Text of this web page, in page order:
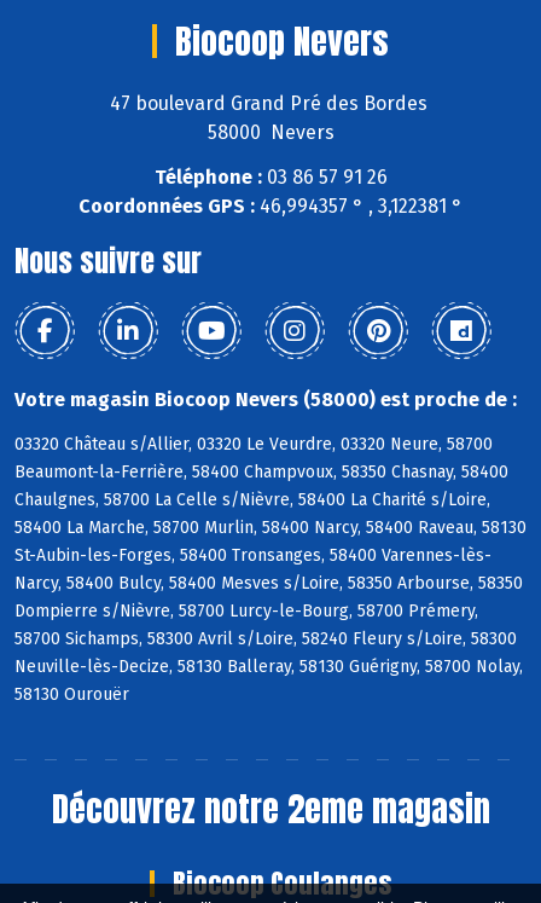
Biocoop Nevers
47 boulevard Grand Pré des Bordes
58000 Nevers
Téléphone :03 86 57 91 26
Coordonnées GPS : 46,994357 ° , 3,122381 °
Nous suivre sur
Votre magasin Biocoop Nevers (58000) est proche de :
03320 Château s/Allier, 03320 Le Veurdre, 03320 Neure, 58700
Beaumont-la-Ferrière, 58400 Champvoux, 58350 Chasnay, 58400
Chaulgnes, 58700 La Celle s/Nièvre, 58400 La Charité s/Loire,
58400 La Marche, 58700 Murlin, 58400 Narcy, 58400 Raveau, 58130
St-Aubin-les-Forges, 58400 Tronsanges, 58400 Varennes-lès-
Narcy, 58400 Bulcy, 58400 Mesves s/Loire, 58350 Arbourse, 58350
Dompierre s/Nièvre, 58700 Lurcy-le-Bourg, 58700 Prémery,
58700 Sichamps, 58300 Avril s/Loire, 58240 Fleury s/Loire, 58300
Neuville-lès-Decize, 58130 Balleray, 58130 Guérigny, 58700 Nolay,
58130 Ourouër
Découvrez notre 2eme magasin
Biocoop Coulanges